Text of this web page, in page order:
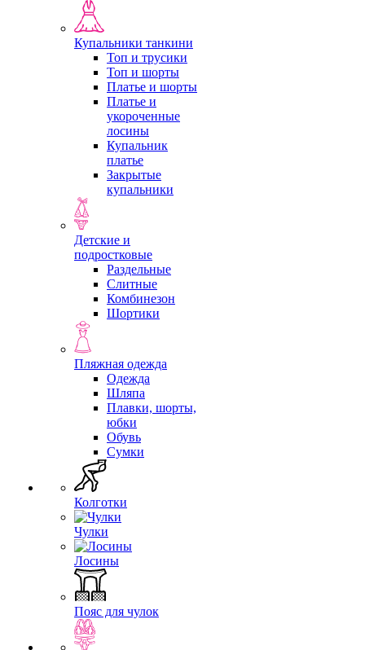
Купальники танкини
Топ и трусики
Топ и шорты
Платье и шорты
Платье и
укороченные
лосины
Купальник
платье
Закрытые
купальники
Детские и
подростковые
Раздельные
Слитные
Комбинезон
Шортики
Пляжная одежда
Одежда
Шляпа
Плавки, шорты,
юбки
Обувь
Сумки
Колготки
Чулки
Лосины
Пояс для чулок